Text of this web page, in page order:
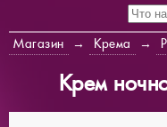
Магазин → Крема →
Крем